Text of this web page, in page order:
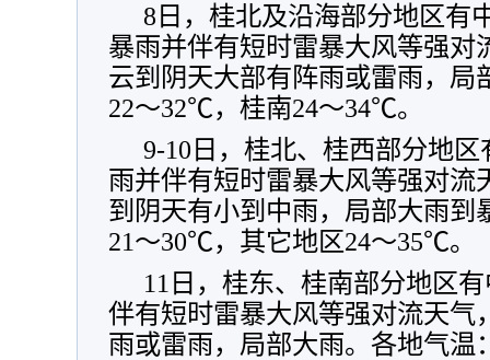
8日，桂北及沿海部分地区有
暴雨并伴有短时雷暴大风等强对
云到阴天大部有阵雨或雷雨，局
22～32℃，桂南24～34℃。
9-10日，桂北、桂西部分地
雨并伴有短时雷暴大风等强对流
到阴天有小到中雨，局部大雨到
21～30℃，其它地区24～35℃。
11日，桂东、桂南部分地区
伴有短时雷暴大风等强对流天气
雨或雷雨，局部大雨。各地气温